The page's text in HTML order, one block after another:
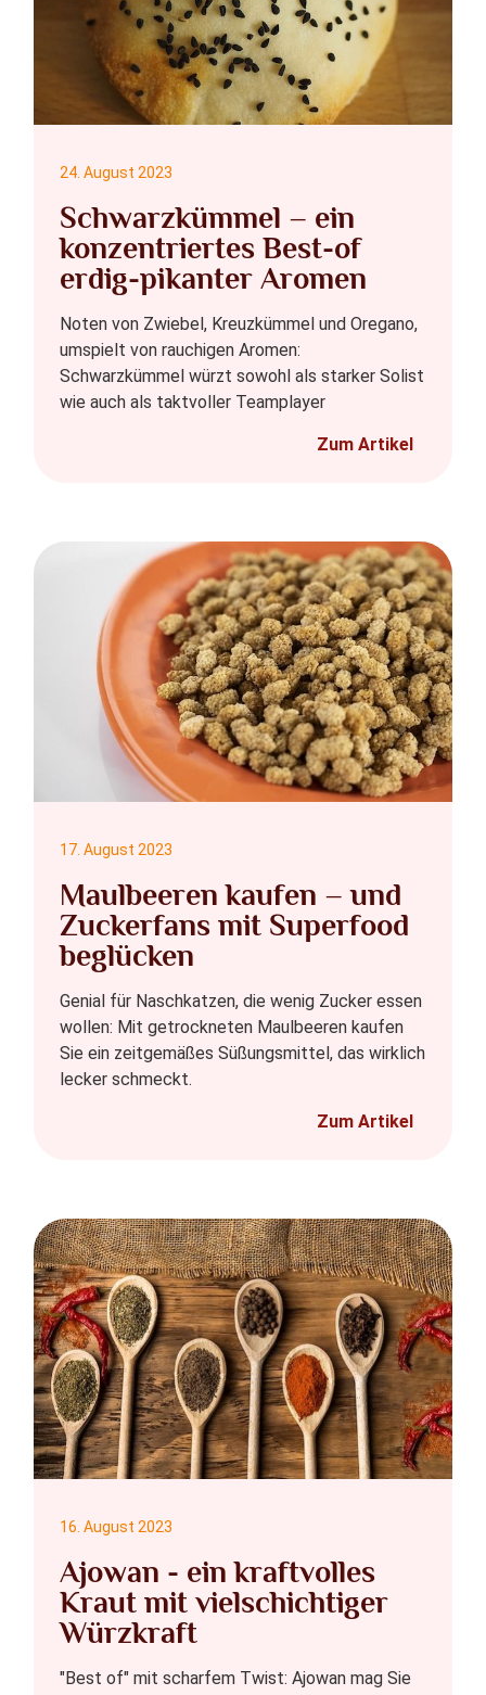
Schwarzkümmel – ein
konzentriertes Best-of
erdig-pikanter Aromen
24. August 2023
Noten von Zwiebel, Kreuzkümmel und Oregano,
umspielt von rauchigen Aromen:
Schwarzkümmel würzt sowohl als starker Solist
wie auch als taktvoller Teamplayer
Zum Artikel
Maulbeeren kaufen – und
Zuckerfans mit Superfood
beglücken
17. August 2023
Genial für Naschkatzen, die wenig Zucker essen
wollen: Mit getrockneten Maulbeeren kaufen
Sie ein zeitgemäßes Süßungsmittel, das wirklich
lecker schmeckt.
Zum Artikel
Ajowan - ein kraftvolles
Kraut mit vielschichtiger
Würzkraft
16. August 2023
"Best of" mit scharfem Twist: Ajowan mag Sie